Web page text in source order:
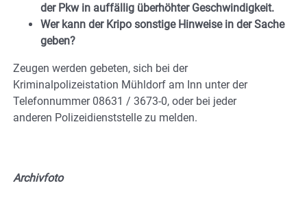
der Pkw in auffällig überhöhter Geschwindigkeit.
Wer kann der Kripo sonstige Hinweise in der Sache
geben?
Zeugen werden gebeten, sich bei der
Kriminalpolizeistation Mühldorf am Inn unter der
Telefonnummer 08631 / 3673-0, oder bei jeder
anderen Polizeidienststelle zu melden.
Archivfoto